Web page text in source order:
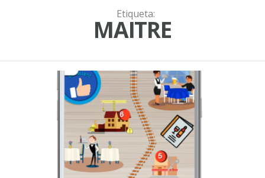
Etiqueta:
MAITRE